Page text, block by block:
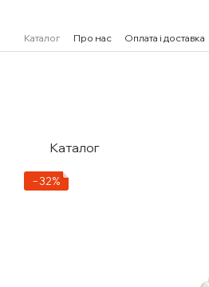
Каталог Про нас Оплата і доставка
Каталог
−32%